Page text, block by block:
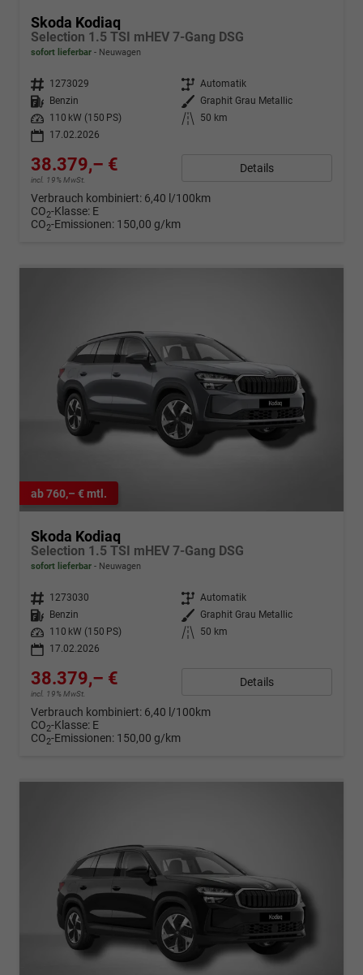
Skoda Kodiaq
Selection 1.5 TSI mHEV 7-Gang DSG
sofort lieferbar Neuwagen
Fahrzeugnr. 1273029 Getriebe Automatik
Kraftstoff
Benzin Außenfarbe
Graphit Grau Metallic
Leistung
110 kW (150 PS) Kilometerstand
50 km
17.02.2026
38.379,– €
incl. 19% MwSt.
Details
Verbrauch kombiniert: 6,40 l/100km
CO2-Klasse: E
CO2-Emissionen: 150,00 g/km
ab 760,– € mtl.
Skoda Kodiaq
Selection 1.5 TSI mHEV 7-Gang DSG
sofort lieferbar Neuwagen
Fahrzeugnr. 1273030 Getriebe Automatik
Kraftstoff
Benzin Außenfarbe
Graphit Grau Metallic
Leistung
110 kW (150 PS) Kilometerstand
50 km
17.02.2026
38.379,– €
incl. 19% MwSt.
Details
Verbrauch kombiniert: 6,40 l/100km
CO2-Klasse: E
CO2-Emissionen: 150,00 g/km